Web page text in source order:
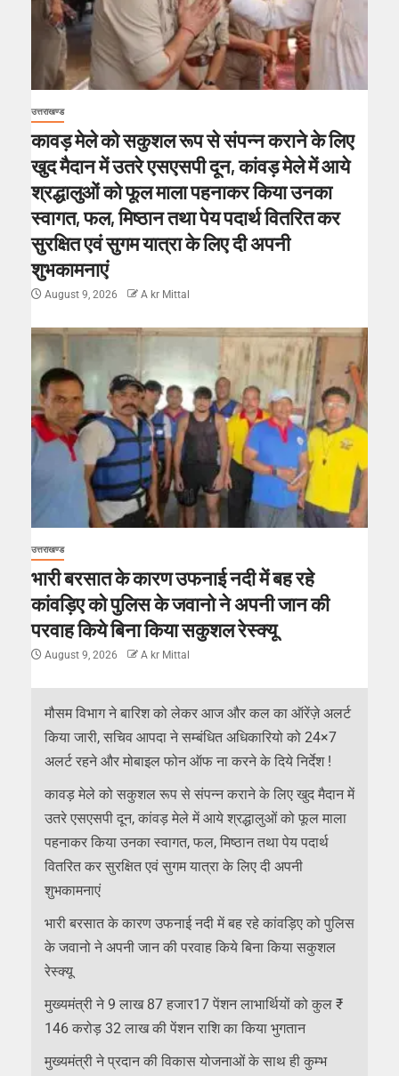
उत्तराखण्ड
कावड़ मेले को सकुशल रूप से संपन्न कराने के लिए
खुद मैदान में उतरे एसएसपी दून, कांवड़ मेले में आये
श्रद्धालुओं को फूल माला पहनाकर किया उनका
स्वागत, फल, मिष्ठान तथा पेय पदार्थ वितरित कर
सुरक्षित एवं सुगम यात्रा के लिए दी अपनी
शुभकामनाएं
August 9, 2026 A kr Mittal
उत्तराखण्ड
भारी बरसात के कारण उफनाई नदी में बह रहे
कांवड़िए को पुलिस के जवानो ने अपनी जान की
परवाह किये बिना किया सकुशल रेस्क्यू
August 9, 2026 A kr Mittal
मौसम विभाग ने बारिश को लेकर आज और कल का ऑरेंज़े अलर्ट
किया जारी, सचिव आपदा ने सम्बंधित अधिकारियो को 24×7
अलर्ट रहने और मोबाइल फोन ऑफ ना करने के दिये निर्देश !
कावड़ मेले को सकुशल रूप से संपन्न कराने के लिए खुद मैदान में
उतरे एसएसपी दून, कांवड़ मेले में आये श्रद्धालुओं को फूल माला
पहनाकर किया उनका स्वागत, फल, मिष्ठान तथा पेय पदार्थ
वितरित कर सुरक्षित एवं सुगम यात्रा के लिए दी अपनी
शुभकामनाएं
भारी बरसात के कारण उफनाई नदी में बह रहे कांवड़िए को पुलिस
के जवानो ने अपनी जान की परवाह किये बिना किया सकुशल
रेस्क्यू
मुख्यमंत्री ने 9 लाख 87 हजार17 पेंशन लाभार्थियों को कुल ₹
146 करोड़ 32 लाख की पेंशन राशि का किया भुगतान
मुख्यमंत्री ने प्रदान की विकास योजनाओं के साथ ही कुम्भ